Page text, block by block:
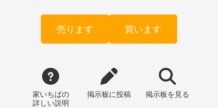
売ります 買います
家いちばの
詳しい説明
掲示板に投稿 掲示板 を見る